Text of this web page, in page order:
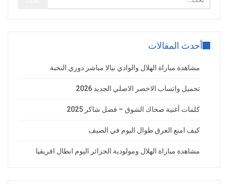
أحدث المقالات
مشاهدة مباراة الهلال والوادي نيالا مباشر دوري النخبة
تحميل واتساب الاخضر الاصلي الجديد 2026
كلمات أغنية صحاك الشوق – فضل شاكر 2025
كيف امنع العرق طوال اليوم في الصيف
مشاهدة مباراة الهلال ومولودية الجزائر اليوم ابطال افريقيا